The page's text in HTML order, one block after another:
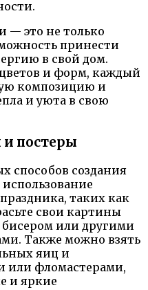
— это не только
принести
в свой дом.
и форм, каждый
композицию и
и уюта в свою
постеры
способов создания
таких как
свои картины
или другими
Также можно взять
яиц и
или фломастерами,
и яркие